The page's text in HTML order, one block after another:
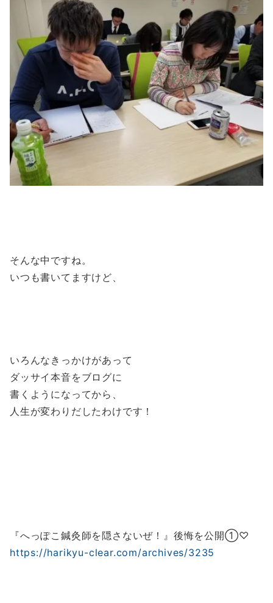
そんな中ですね。
いつも書いてますけど、
いろんなきっかけがあって
ダッサイ本音をブログに
書くようになってから、
人生が変わりだしたわけです！
『へっぽこ鍼灸師を隠さないぜ！』後悔を公開①♡
https://harikyu-clear.com/archives/3235